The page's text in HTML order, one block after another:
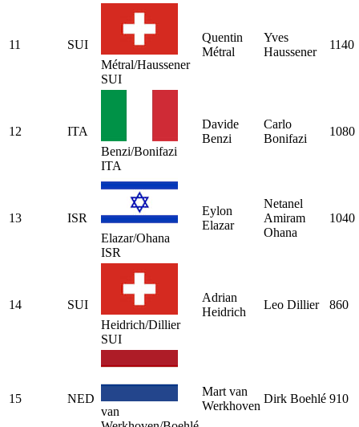
11
SUI
Métral/Haussener
SUI
Quentin
Métral
Yves
Haussener
1140
12
ITA
Benzi/Bonifazi
ITA
Davide
Benzi
Carlo
Bonifazi
1080
13
ISR
Elazar/Ohana
ISR
Eylon
Elazar
Netanel
Amiram
Ohana
1040
14
SUI
Heidrich/Dillier
SUI
Adrian
Heidrich
Leo Dillier 860
15
NED
van
Mart van
Werkhoven
Dirk Boehlé 910